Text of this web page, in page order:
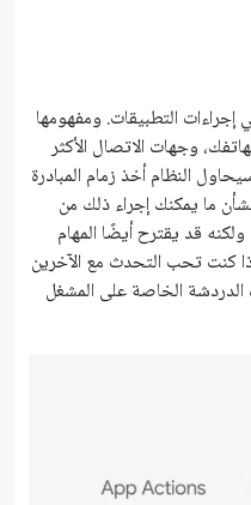
التطبيقات. ومفهومها
وجهات الاتصال الأكثر
النظام أخذ زمام المبادرة
ما يمكنك إجراء ذلك من
قد يقترح أيضًا المهام
كنت تحب التحدث مع الآخرين
الخاصة على المشغل